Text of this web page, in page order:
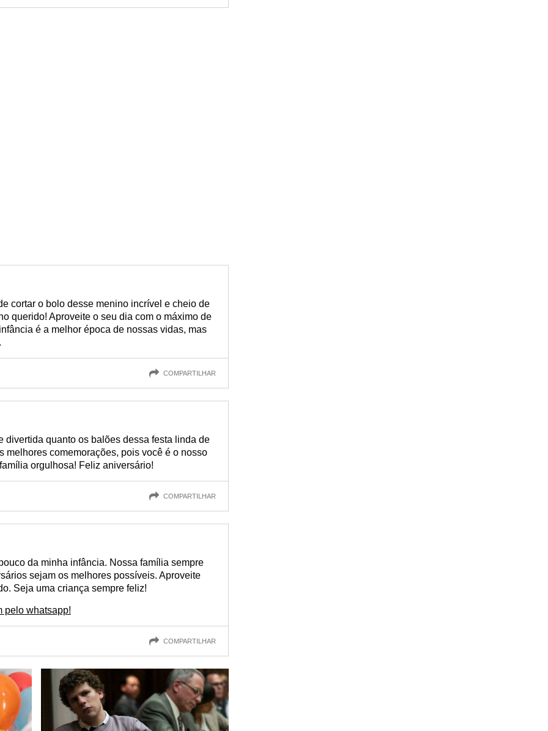
cortar o bolo desse menino incrível e cheio de
querido! Aproveite o seu dia com o máximo de
é a melhor época de nossas vidas, mas
COMPARTILHAR
divertida quanto os balões dessa festa linda de
melhores comemorações, pois você é o nosso
orgulhosa! Feliz aniversário!
COMPARTILHAR
da minha infância. Nossa família sempre
sejam os melhores possíveis. Aproveite
Seja uma criança sempre feliz!
pelo whatsapp!
COMPARTILHAR